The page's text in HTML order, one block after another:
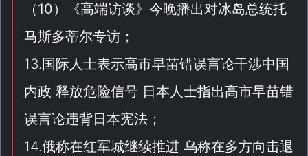
（10）《高端访谈》今晚播出对冰岛总统托
马斯多蒂尔专访；
13.国际人士表示高市早苗错误言论干涉中国
内政 释放危险信号 日本人士指出高市早苗错
误言论违背日本宪法；
14.俄称在红军城继续推进 乌称在多方向击退